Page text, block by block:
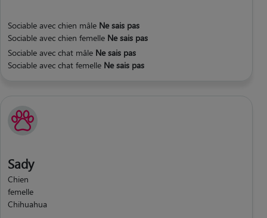
Sociable avec chien mâle Ne sais pas
Sociable avec chien femelle Ne sais pas
Sociable avec chat mâle Ne sais pas
Sociable avec chat femelle Ne sais pas
Sady
Chien
femelle
Chihuahua